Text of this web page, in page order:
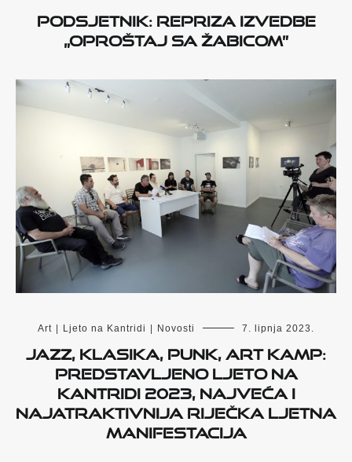
Podsjetnik: Repriza izvedbe
„Oproštaj sa Žabicom”
Art | Ljeto na Kantridi | Novosti 7. lipnja 2023.
Jazz, klasika, punk, Art Kamp:
Predstavljeno Ljeto na
Kantridi 2023, najveća i
najatraktivnija riječka ljetna
manifestacija